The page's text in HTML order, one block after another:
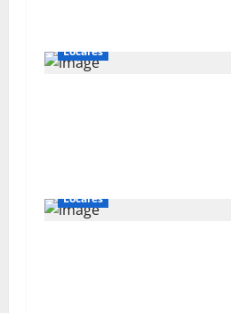
Locales
Locales